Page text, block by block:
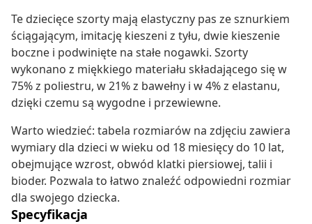
Te dziecięce szorty mają elastyczny pas ze sznurkiem
ściągającym, imitację kieszeni z tyłu, dwie kieszenie
boczne i podwinięte na stałe nogawki. Szorty
wykonano z miękkiego materiału składającego się w
75% z poliestru, w 21% z bawełny i w 4% z elastanu,
dzięki czemu są wygodne i przewiewne.
Warto wiedzieć: tabela rozmiarów na zdjęciu zawiera
wymiary dla dzieci w wieku od 18 miesięcy do 10 lat,
obejmujące wzrost, obwód klatki piersiowej, talii i
bioder. Pozwala to łatwo znaleźć odpowiedni rozmiar
dla swojego dziecka.
Specyfikacja